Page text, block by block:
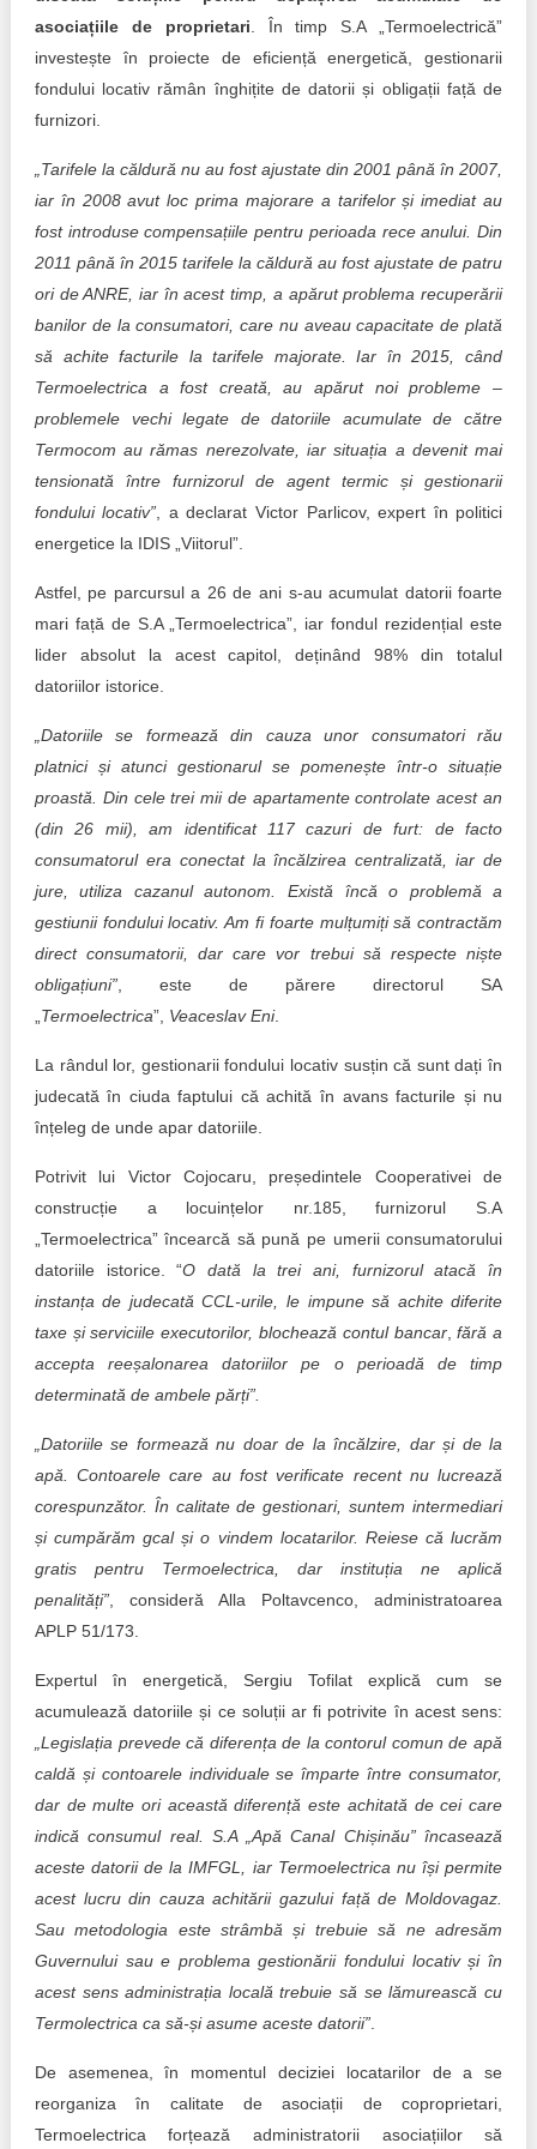
Buletin EU-STRAT
Aplică la BUNELE PRACTICI
Transparența întreprinderilor de stat
Cele mai bune și cele mai proaste politici locale din
Democrația, independența și transparența instituțiilor
publice-cheie din Moldova
Achiziții publice
Achizițiile publice în vizorul societății civile
asociațiile de proprietari . În timp S.A „Termoelectrică”
investește în proiecte de eficiență energetică, gestionarii
fondului locativ rămân înghițite de datorii și obligații față de
furnizori.
„Tarifele la căldură nu au fost ajustate din 2001 până în 2007,
iar în 2008 avut loc prima majorare a tarifelor și imediat au
fost introduse compensațiile pentru perioada rece anului. Din
2011 până în 2015 tarifele la căldură au fost ajustate de patru
ori de ANRE, iar în acest timp, a apărut problema recuperării
banilor de la consumatori, care nu aveau capacitate de plată
să achite facturile la tarifele majorate. Iar în 2015, când
Termoelectrica a fost creată, au apărut noi probleme –
problemele vechi legate de datoriile acumulate de către
Termocom au rămas nerezolvate, iar situația a devenit mai
tensionată între furnizorul de agent termic și gestionarii
fondului locativ” , a declarat Victor Parlicov, expert în politici
energetice la IDIS „Viitorul”.
Astfel, pe parcursul a 26 de ani s-au acumulat datorii foarte
mari față de S.A „Termoelectrica”, iar fondul rezidențial este
lider absolut la acest capitol, deținând 98% din totalul
datoriilor istorice.
„Datoriile se formează din cauza unor consumatori rău
platnici și atunci gestionarul se pomenește într-o situație
proastă. Din cele trei mii de apartamente controlate acest an
(din 26 mii), am identificat 117 cazuri de furt: de facto
consumatorul era conectat la încălzirea centralizată, iar de
jure, utiliza cazanul autonom. Există încă o problemă a
gestiunii fondului locativ. Am fi foarte mulțumiți să contractăm
direct consumatorii, dar care vor trebui să respecte niște
obligațiuni”, este de părere directorul SA
Termoelectrica”, Veaceslav Eni.
La rândul lor, gestionarii fondului locativ susțin că sunt dați în
judecată în ciuda faptului că achită în avans facturile și nu
înțeleg de unde apar datoriile.
Potrivit lui Victor Cojocaru, președintele Cooperativei de
construcție a locuințelor nr.185, furnizorul S.A
„Termoelectrica” încearcă să pună pe umerii consumatorului
datoriile istorice. “O dată la trei ani, furnizorul atacă în
instanța de judecată CCL-urile, le impune să achite diferite
taxe și serviciile executorilor, blochează contul bancar,fără a
accepta reeșalonarea datoriilor pe o perioadă de timp
determinată de ambele părți”.
„Datoriile se formează nu doar de la încălzire, dar și de la
apă. Contoarele care au fost verificate recent nu lucrează
corespunzător. În calitate de gestionari, suntem intermediari
și cumpărăm gcal și o vindem locatarilor. Reiese că lucrăm
gratis pentru Termoelectrica, dar instituția ne aplică
penalități”, consideră Alla Poltavcenco, administratoarea
APLP 51/173.
Expertul în energetică, Sergiu Tofilat explică cum se
acumulează datoriile și ce soluții ar fi potrivite în acest sens:
„Legislația prevede că diferența de la contorul comun de apă
caldă și contoarele individuale se împarte între consumator,
dar de multe ori această diferență este achitată de cei care
indică consumul real. S.A „Apă Canal Chișinău” încasează
aceste datorii de la IMFGL, iar Termoelectrica nu își permite
acest lucru din cauza achitării gazului față de Moldovagaz.
Sau metodologia este strâmbă și trebuie să ne adresăm
Guvernului sau e problema gestionării fondului locativ și în
acest sens administrația locală trebuie să se lămurească cu
Termolectrica ca să-și asume aceste datorii”.
De asemenea, în momentul deciziei locatarilor de a se
reorganiza în calitate de asociații de coproprietari,
Termoelectrica forțează administratorii asociațiilor să